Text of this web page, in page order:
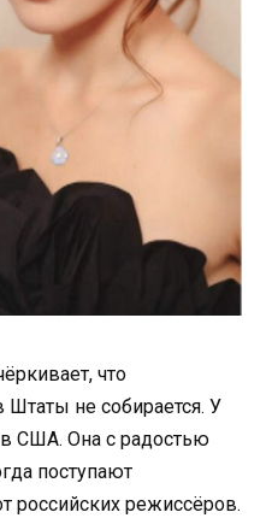
что
Штаты не собирается. У
США. Она с радостью
поступают
российских режиссёров.